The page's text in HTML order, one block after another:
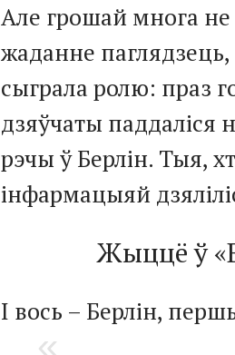
Але грошай многа
жаданне
сыграла ролю: праз
дзяўчаты паддаліся
рэчы ў Берлін. Тыя,
інфармацыяй
Жыццё ў
І вось – Берлін,